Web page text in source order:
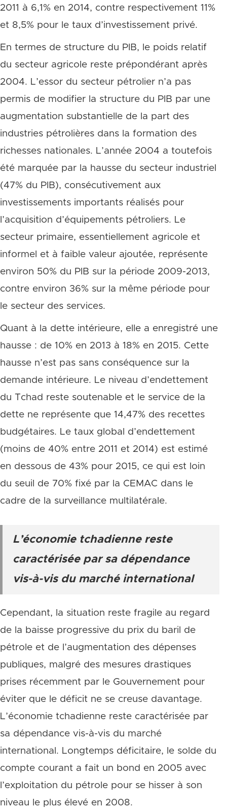
2011 à 6,1% en 2014, contre respectivement 11%
et 8,5% pour le taux d’investissement privé.
En termes de structure du PIB, le poids relatif
du secteur agricole reste prépondérant après
2004. L’essor du secteur pétrolier n’a pas
permis de modifier la structure du PIB par une
augmentation substantielle de la part des
industries pétrolières dans la formation des
richesses nationales. L’année 2004 a toutefois
été marquée par la hausse du secteur industriel
(47% du PIB), consécutivement aux
investissements importants réalisés pour
l’acquisition d’équipements pétroliers. Le
secteur primaire, essentiellement agricole et
informel et à faible valeur ajoutée, représente
environ 50% du PIB sur la période 2009-2013,
contre environ 36% sur la même période pour
le secteur des services.
Quant à la dette intérieure, elle a enregistré une
hausse : de 10% en 2013 à 18% en 2015. Cette
hausse n’est pas sans conséquence sur la
demande intérieure. Le niveau d’endettement
du Tchad reste soutenable et le service de la
dette ne représente que 14,47% des recettes
budgétaires. Le taux global d’endettement
(moins de 40% entre 2011 et 2014) est estimé
en dessous de 43% pour 2015, ce qui est loin
du seuil de 70% fixé par la CEMAC dans le
cadre de la surveillance multilatérale.
L’économie tchadienne reste
caractérisée par sa dépendance
vis-à-vis du marché international
Cependant, la situation reste fragile au regard
de la baisse progressive du prix du baril de
pétrole et de l’augmentation des dépenses
publiques, malgré des mesures drastiques
prises récemment par le Gouvernement pour
éviter que le déficit ne se creuse davantage.
L’économie tchadienne reste caractérisée par
sa dépendance vis-à-vis du marché
international. Longtemps déficitaire, le solde du
compte courant a fait un bond en 2005 avec
l’exploitation du pétrole pour se hisser à son
niveau le plus élevé en 2008.